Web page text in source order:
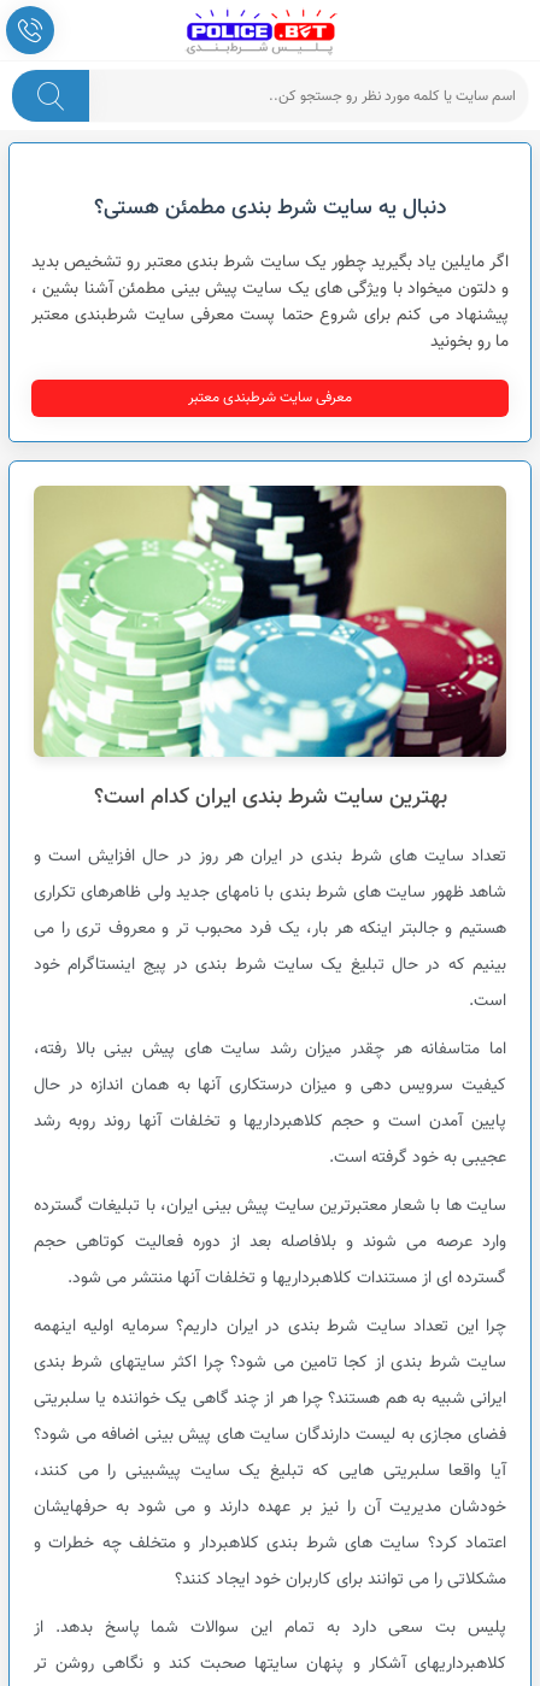
دنبال یه سایت شرط بندی مطمئن هستی؟
اگر مایلین یاد بگیرید چطور یک سایت شرط بندی معتبر رو تشخیص بدید
و دلتون میخواد با ویژگی های یک سایت پیش بینی مطمئن آشنا بشین ،
پیشنهاد می کنم برای شروع حتما پست معرفی سایت شرطبندی معتبر
ما رو بخونید
معرفی سایت شرطبندی معتبر
بهترین سایت شرط بندی ایران کدام است؟
تعداد سایت های شرط بندی در ایران هر روز در حال افزایش است و
شاهد ظهور سایت های شرط بندی با نامهای جدید ولی ظاهرهای تکراری
هستیم و جالبتر اینکه هر بار، یک فرد محبوب تر و معروف تری را می
بینیم که در حال تبلیغ یک سایت شرط بندی در پیج اینستاگرام خود
است.
اما متاسفانه هر چقدر میزان رشد سایت های پیش بینی بالا رفته،
کیفیت سرویس دهی و میزان درستکاری آنها به همان اندازه در حال
پایین آمدن است و حجم کلاهبرداریها و تخلفات آنها روند روبه رشد
عجیبی به خود گرفته است.
سایت ها با شعار معتبرترین سایت پیش بینی ایران، با تبلیغات گسترده
وارد عرصه می شوند و بلافاصله بعد از دوره فعالیت کوتاهی حجم
گسترده ای از مستندات کلاهبرداریها و تخلفات آنها منتشر می شود.
چرا این تعداد سایت شرط بندی در ایران داریم؟ سرمایه اولیه اینهمه
سایت شرط بندی از کجا تامین می شود؟ چرا اکثر سایتهای شرط بندی
ایرانی شبیه به هم هستند؟ چرا هر از چند گاهی یک خواننده یا سلبریتی
فضای مجازی به لیست دارندگان سایت های پیش بینی اضافه می شود؟
آیا واقعا سلبریتی هایی که تبلیغ یک سایت پیشبینی را می کنند،
خودشان مدیریت آن را نیز بر عهده دارند و می شود به حرفهایشان
اعتماد کرد؟ سایت های شرط بندی کلاهبردار و متخلف چه خطرات و
مشکلاتی را می توانند برای کاربران خود ایجاد کنند؟
پلیس بت سعی دارد به تمام این سوالات شما پاسخ بدهد. از
کلاهبرداریهای آشکار و پنهان سایتها صحبت کند و نگاهی روشن تر